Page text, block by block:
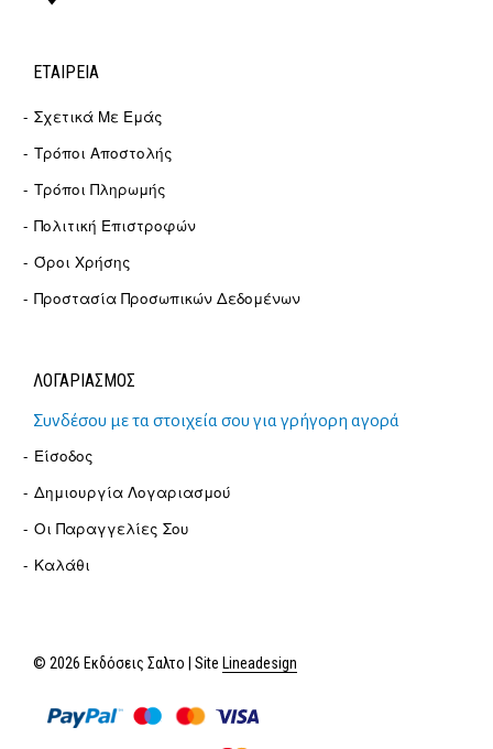
ΕΤΑΙΡΕΊΑ
Σχετικά Με Εμάς
Τρόποι Αποστολής
Τρόποι Πληρωμής
Πολιτική Επιστροφών
Όροι Χρήσης
Προστασία Προσωπικών Δεδομένων
ΛΟΓΑΡΙΑΣΜΟΣ
Συνδέσου με τα στοιχεία σου για γρήγορη αγορά
Είσοδος
Δημιουργία Λογαριασμού
Οι Παραγγελίες Σου
Καλάθι
© 2026 Εκδόσεις Σαλτο | Site Lineadesign